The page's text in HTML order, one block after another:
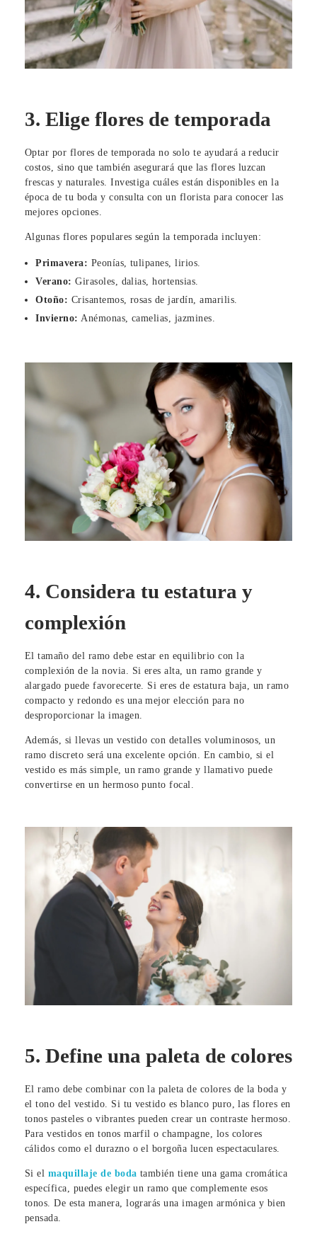
3. Elige flores de temporada
Optar por flores de temporada no solo te ayudará a reducir
costos, sino que también asegurará que las flores luzcan
frescas y naturales. Investiga cuáles están disponibles en la
época de tu boda y consulta con un florista para conocer las
mejores opciones.
Algunas flores populares según la temporada incluyen:
Primavera: Peonías, tulipanes, lirios.
Verano: Girasoles, dalias, hortensias.
Otoño: Crisantemos, rosas de jardín, amarilis.
Invierno: Anémonas, camelias, jazmines.
4. Considera tu estatura y
complexión
El tamaño del ramo debe estar en equilibrio con la
complexión de la novia. Si eres alta, un ramo grande y
alargado puede favorecerte. Si eres de estatura baja, un ramo
compacto y redondo es una mejor elección para no
desproporcionar la imagen.
Además, si llevas un vestido con detalles voluminosos, un
ramo discreto será una excelente opción. En cambio, si el
vestido es más simple, un ramo grande y llamativo puede
convertirse en un hermoso punto focal.
5. Define una paleta de colores
El ramo debe combinar con la paleta de colores de la boda y
el tono del vestido. Si tu vestido es blanco puro, las flores en
tonos pasteles o vibrantes pueden crear un contraste hermoso.
Para vestidos en tonos marfil o champagne, los colores
cálidos como el durazno o el borgoña lucen espectaculares.
Si el maquillaje de boda también tiene una gama cromática
específica, puedes elegir un ramo que complemente esos
tonos. De esta manera, lograrás una imagen armónica y bien
pensada.